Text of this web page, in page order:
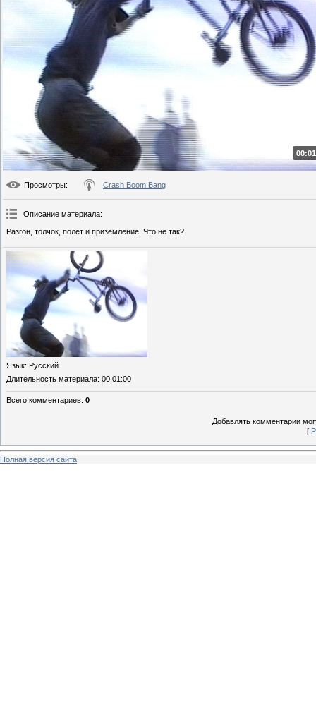
Просмотры: Crash Boom Bang
Описание материала:
Разгон, толчок, полет и приземление. Что не так?
Язык: Русский
Длительность материала: 00:01:00
Всего комментариев: 0
Добавлять комментарии
[
Полная версия сайта